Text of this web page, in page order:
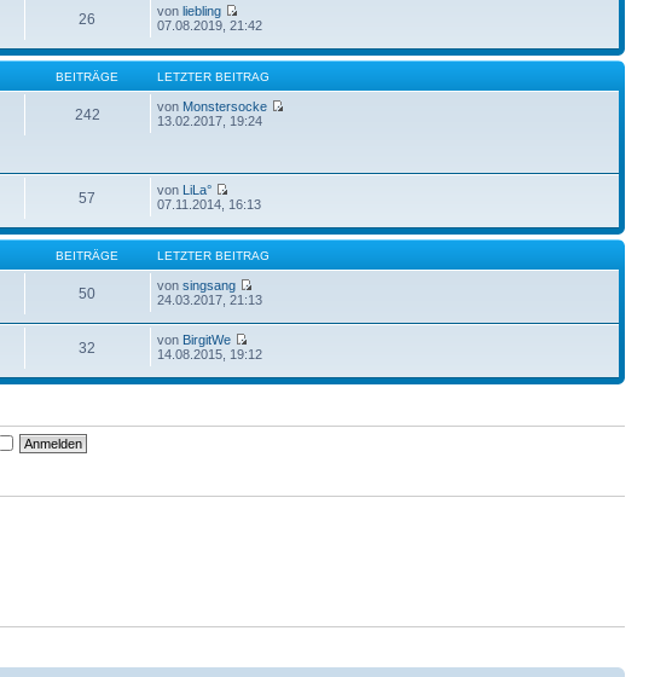
26 vonliebling
07.08.2019, 21:42
BEITRÄGE LETZTER BEITRAG
242 von Monstersocke
13.02.2017, 19:24
57 von LiLa°
07.11.2014, 16:13
BEITRÄGE LETZTER BEITRAG
50 vonsingsang
24.03.2017, 21:13
32 von BirgitWe
14.08.2015, 19:12